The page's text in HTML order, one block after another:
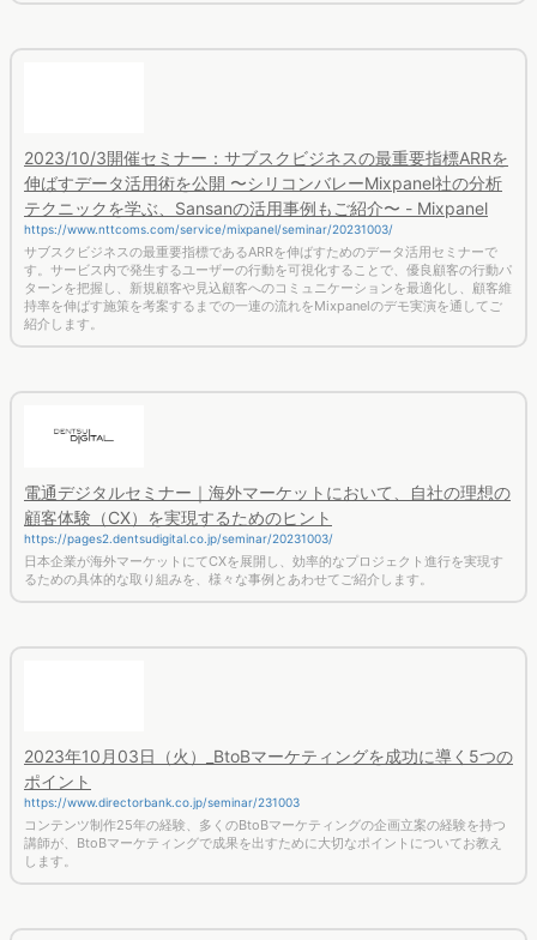
2023/10/3開催セミナー：サブスクビジネスの最重要指標ARRを
伸ばすデータ活用術を公開 〜シリコンバレーMixpanel社の分析
テクニックを学ぶ、Sansanの活用事例もご紹介〜 - Mixpanel
https://www.nttcoms.com/service/mixpanel/seminar/20231003/
サブスクビジネスの最重要指標であるARRを伸ばすためのデータ活用セミナーで
す。サービス内で発生するユーザーの行動を可視化することで、優良顧客の行動パ
ターンを把握し、新規顧客や見込顧客へのコミュニケーションを最適化し、顧客維
持率を伸ばす施策を考案するまでの一連の流れをMixpanelのデモ実演を通してご
紹介します。
電通デジタルセミナー｜海外マーケットにおいて、自社の理想の
顧客体験（CX）を実現するためのヒント
https://pages2.dentsudigital.co.jp/seminar/20231003/
日本企業が海外マーケットにてCXを展開し、効率的なプロジェクト進行を実現す
るための具体的な取り組みを、様々な事例とあわせてご紹介します。
2023年10月03日（火）_BtoBマーケティングを成功に導く5つの
ポイント
https://www.directorbank.co.jp/seminar/231003
コンテンツ制作25年の経験、多くのBtoBマーケティングの企画立案の経験を持つ
講師が、BtoBマーケティングで成果を出すために大切なポイントについてお教え
します。